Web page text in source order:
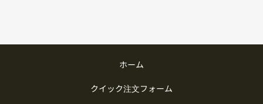
ホーム
クイック注文フォーム